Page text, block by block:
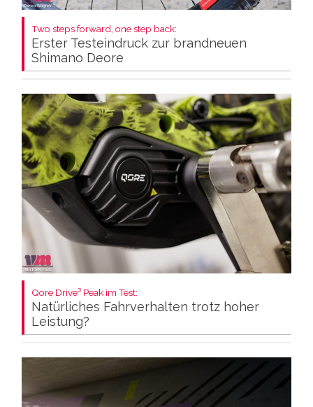
Two steps forward, one step back:
Erster Testeindruck zur brandneuen
Shimano Deore
Qore Drive³ Peak im Test:
Natürliches Fahrverhalten trotz hoher
Leistung?